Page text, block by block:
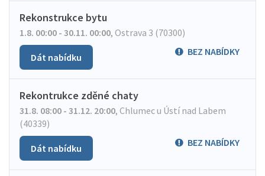
Rekonstrukce bytu
1.8. 00:00 - 30.11. 00:00, Ostrava 3 (70300)
BEZ NABÍDKY
Dát nabídku
Rekontrukce zděné chaty
31.8. 08:00 - 31.12. 20:00, Chlumec u Ústí nad Labem
(40339)
BEZ NABÍDKY
Dát nabídku